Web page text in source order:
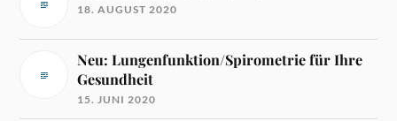
18. AUGUST 2020
Neu: Lungenfunktion/Spirometrie für Ihre
Gesundheit
15. JUNI 2020